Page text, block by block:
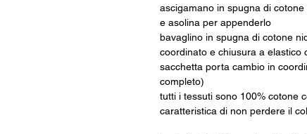
ascigamano in spugna di
e asolina per appenderlo
bavaglino in spugna di cotone
coordinato e chiusura a elastico
sacchetta porta cambio in
completo)
tutti i tessuti sono 100% cotone
caratteristica di non perdere il